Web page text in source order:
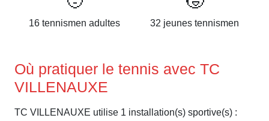
16 tennismen adultes 32 jeunes tennismen
Où pratiquer le tennis avec TC
VILLENAUXE
TC VILLENAUXE utilise 1 installation(s) sportive(s) :